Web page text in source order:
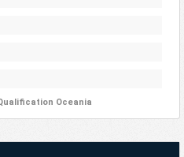
Oceania